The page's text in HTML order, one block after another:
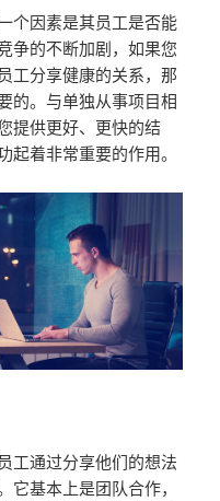
个因素是其员工是否能
争的不断加剧，如果您
工分享健康的关系，那
的。与单独从事项目相
提供更好、更快的结
起着非常重要的作用。
工通过分享他们的想法
基本上是团队合作，